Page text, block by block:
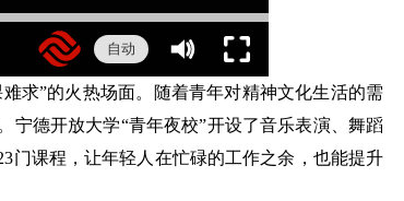
自动
求”的火热场面。随着青年对精神文化生活的需
宁德开放大学“青年夜校”开设了音乐表演、舞蹈
门课程，让年轻人在忙碌的工作之余，也能提升